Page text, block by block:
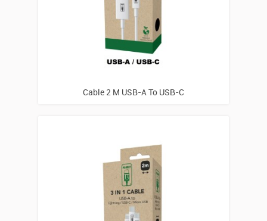
Cable 2 M USB-A To USB-C